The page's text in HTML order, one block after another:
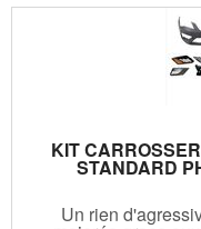
KIT
STANDARD
Un rien